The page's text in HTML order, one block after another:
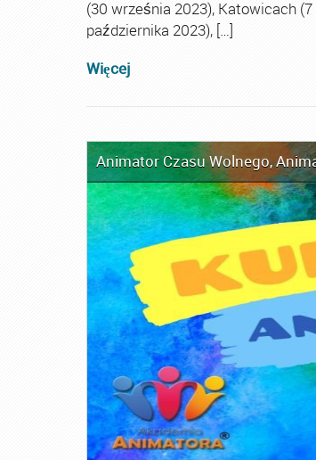
(30 września 2023), Katowicach
października 2023), […]
Więcej
Animator Czasu Wolnego,